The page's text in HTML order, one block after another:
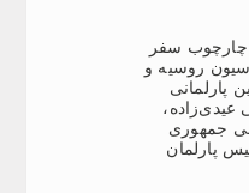
. در چارچوب سفر
روسیه و
عیدی‌زاده،
جمهوری
پارلمان